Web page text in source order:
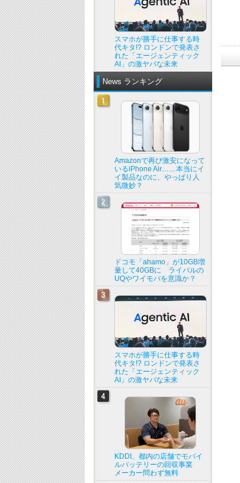
スマホが勝手に仕事する時
代キタ!? ロンドンで発表さ
れた「エージェンティック
AI」の激ヤバな未来
News ランキング
Amazonで再び激安になって
いるiPhone Air……本当にイ
イ製品なのに、やっぱり人
気微妙？
ドコモ「ahamo」が10GB増
量して40GBに ライバルの
UQやワイモバを意識か？
スマホが勝手に仕事する時
代キタ!? ロンドンで発表さ
れた「エージェンティック
AI」の激ヤバな未来
KDDI、都内の店舗でモバイ
ルバッテリーの回収事業
メーカー問わず無料